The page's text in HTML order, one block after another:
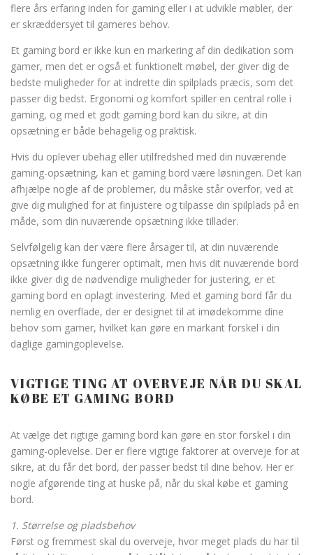
flere års erfaring inden for gaming eller i at udvikle møbler, der
er skræddersyet til gameres behov.
Et gaming bord er ikke kun en markering af din dedikation som
gamer, men det er også et funktionelt møbel, der giver dig de
bedste muligheder for at indrette din spilplads præcis, som det
passer dig bedst. Ergonomi og komfort spiller en central rolle i
gaming, og med et godt gaming bord kan du sikre, at din
opsætning er både behagelig og praktisk.
Hvis du oplever ubehag eller utilfredshed med din nuværende
gaming-opsætning, kan et gaming bord være løsningen. Det kan
afhjælpe nogle af de problemer, du måske står overfor, ved at
give dig mulighed for at finjustere og tilpasse din spilplads på en
måde, som din nuværende opsætning ikke tillader.
Selvfølgelig kan der være flere årsager til, at din nuværende
opsætning ikke fungerer optimalt, men hvis dit nuværende bord
ikke giver dig de nødvendige muligheder for justering, er et
gaming bord en oplagt investering. Med et gaming bord får du
nemlig en overflade, der er designet til at imødekomme dine
behov som gamer, hvilket kan gøre en markant forskel i din
daglige gamingoplevelse.
VIGTIGE TING AT OVERVEJE NÅR DU SKAL
KØBE ET GAMING BORD
At vælge det rigtige gaming bord kan gøre en stor forskel i din
gaming-oplevelse. Der er flere vigtige faktorer at overveje for at
sikre, at du får det bord, der passer bedst til dine behov. Her er
nogle afgørende ting at huske på, når du skal købe et gaming
bord.
1. Størrelse og pladsbehov
Først og fremmest skal du overveje, hvor meget plads du har til